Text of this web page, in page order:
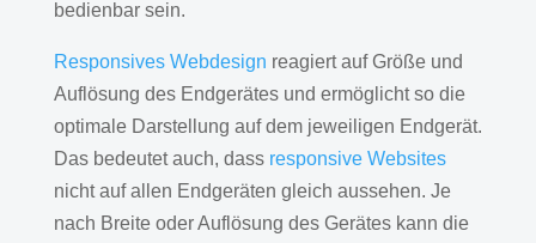
bedienbar sein.
Responsives Webdesign reagiert auf Größe und
Auflösung des Endgerätes und ermöglicht so die
optimale Darstellung auf dem jeweiligen Endgerät.
Das bedeutet auch, dass responsive Websites
nicht auf allen Endgeräten gleich aussehen. Je
nach Breite oder Auflösung des Gerätes kann die